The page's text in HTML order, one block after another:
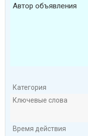
Автор объявления
Категория
Ключевые слова
Время действия